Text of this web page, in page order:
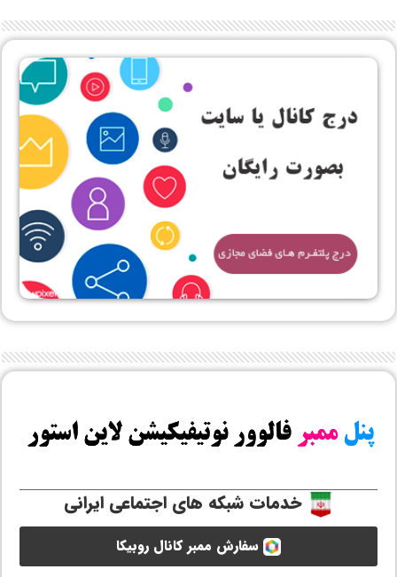
خدمات شبکه های اجتماعی ایرانی
سفارش ممبر کانال روبیکا